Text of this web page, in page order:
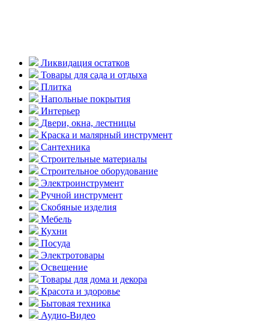
Ликвидация остатков
Товары для сада и отдыха
Плитка
Напольные покрытия
Интерьер
Двери, окна, лестницы
Краска и малярный инструмент
Сантехника
Строительные материалы
Строительное оборудование
Электроинструмент
Ручной инструмент
Скобяные изделия
Мебель
Кухни
Посуда
Электротовары
Освещение
Товары для дома и декора
Красота и здоровье
Бытовая техника
Аудио-Видео